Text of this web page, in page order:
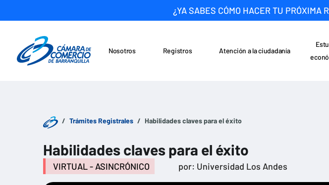
¿YA SABES CÓMO HACER TU
Nosotros Registros
Atención a la ciudadanía
Trámites Registrales Habilidades claves para el éxito
Habilidades claves para el éxito
VIRTUAL - ASINCRÓNICO por: Universidad Los Andes